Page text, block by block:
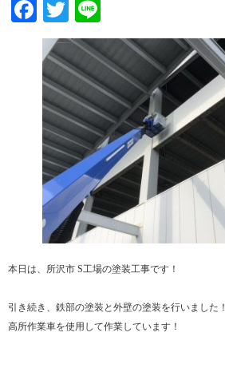
Facebook
Twitter
本日は、所沢市 S工場の塗装工事です！
引き続き、鉄部の塗装と外壁の塗装を行いました！
高所作業車を使用して作業しています！